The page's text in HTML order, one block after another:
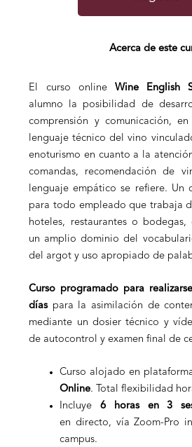
Acerca de este
El curso online Wine English
alumno la posibilidad de
comprensión y comunicación,
lenguaje técnico del vino
enoturismo en cuanto a la
comandas, recomendación de
lenguaje empático se refiere. Un
para todo empleado que trabaja
hoteles, restaurantes o
un amplio dominio del
del argot y uso apropiado de
Curso programado para
días para la asimilación de
mediante un dosier técnico y
de autocontrol y examen final de
Curso alojado en
Online. Total flexibilidad
Incluye 6 horas en 3
en directo, vía Zoom-Pro
campus.